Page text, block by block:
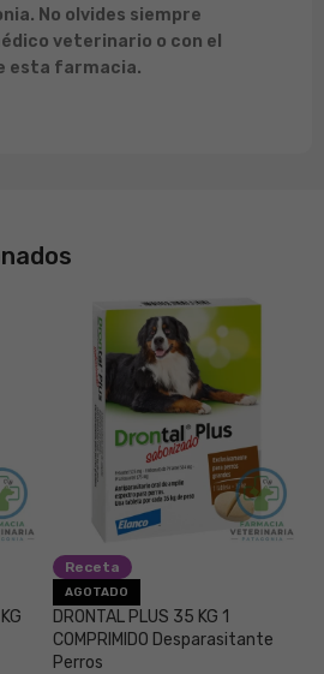
No olvides siempre
veterinario o con el
esta farmacia.
Receta
AGOTADO
DRONTAL PLUS 35 KG 1
COMPRIMIDO Desparasitante
Perros